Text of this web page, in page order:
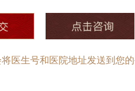
医生号和医院地址发送到您